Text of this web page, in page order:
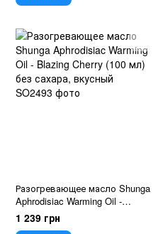
Разогревающее масло Shunga
Aphrodisiac Warming Oil -
Blazing Cherry (100 мл) без
сахара, вкусный
1 239 грн